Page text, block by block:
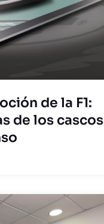
de la F1:
de los cascos